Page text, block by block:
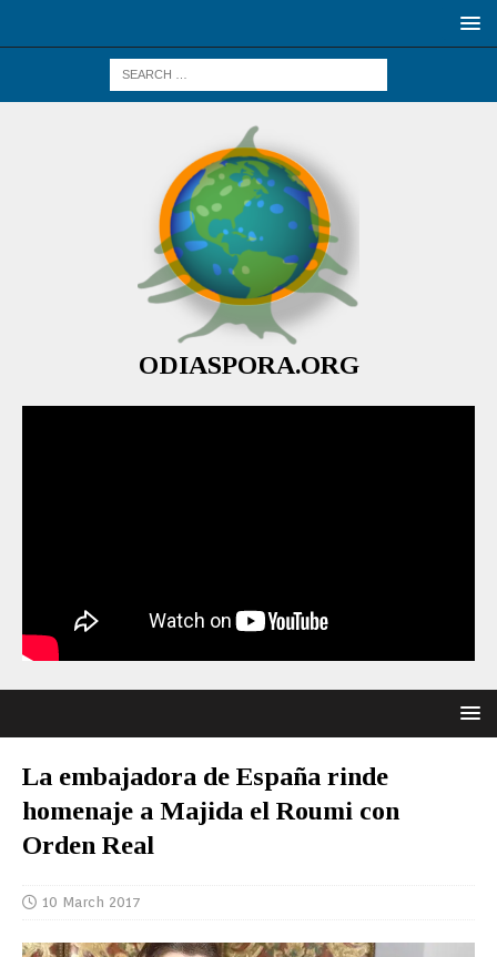
ODIASPORA.ORG
La embajadora de España rinde
homenaje a Majida el Roumi con
Orden Real
10 March 2017